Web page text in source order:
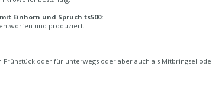
Einhorn und Spruch ts500:
und produziert.
oder für unterwegs oder aber auch als Mitbringsel